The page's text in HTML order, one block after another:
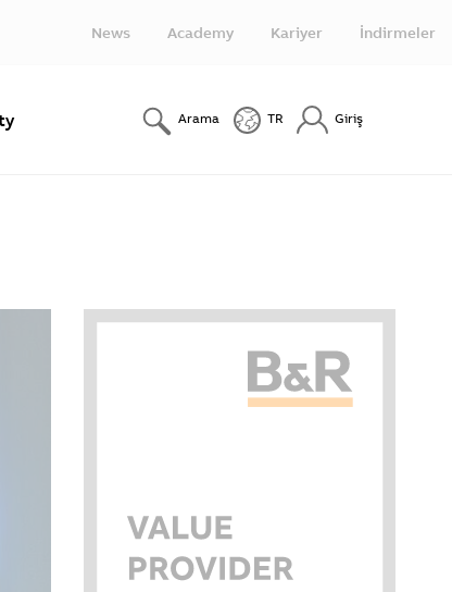
News Academy Kariyer İndirmeler
Arama TR Giriş